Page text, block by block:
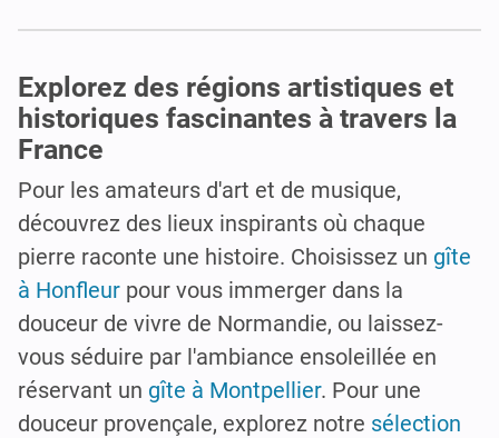
Explorez des régions artistiques et
historiques fascinantes à travers la
France
Pour les amateurs d'art et de musique,
découvrez des lieux inspirants où chaque
pierre raconte une histoire. Choisissez un gîte
à Honfleur pour vous immerger dans la
douceur de vivre de Normandie, ou laissez-
vous séduire par l'ambiance ensoleillée en
réservant un gîte à Montpellier. Pour une
douceur provençale, explorez notre sélection